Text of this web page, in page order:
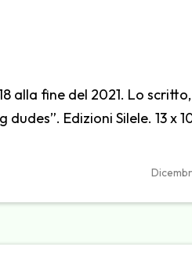
alla fine del 2021. Lo
Edizioni Silele. 13 x